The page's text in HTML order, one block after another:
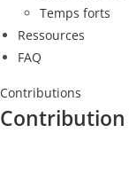
Temps forts
Ressources
FAQ
Contributions